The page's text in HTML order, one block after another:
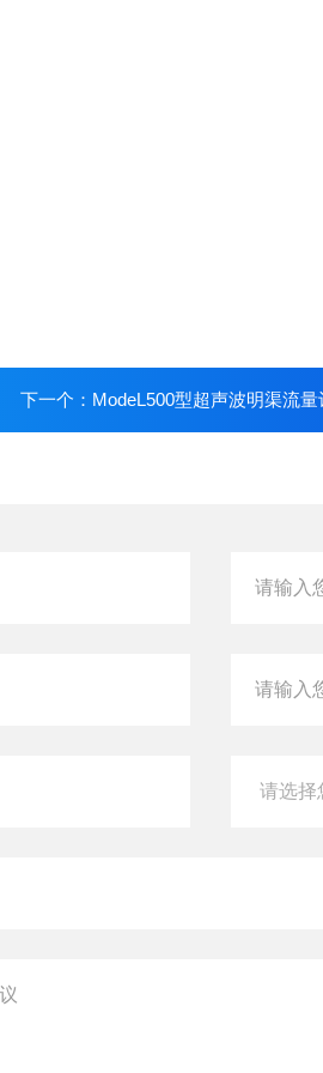
下一个： ModeL500型超声波明渠流量